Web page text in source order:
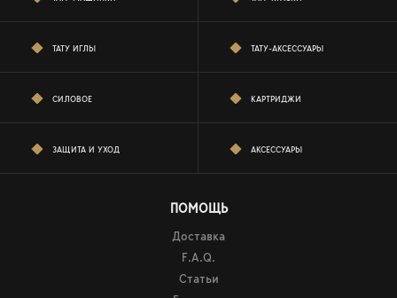
ТАТУ ИГЛЫ ТАТУ-АКСЕССУАРЫ
СИЛОВОЕ КАРТРИДЖИ
ЗАЩИТА И УХОД АКСЕССУАРЫ
ПОМОЩЬ
Доставка
F.A.Q.
Статьи